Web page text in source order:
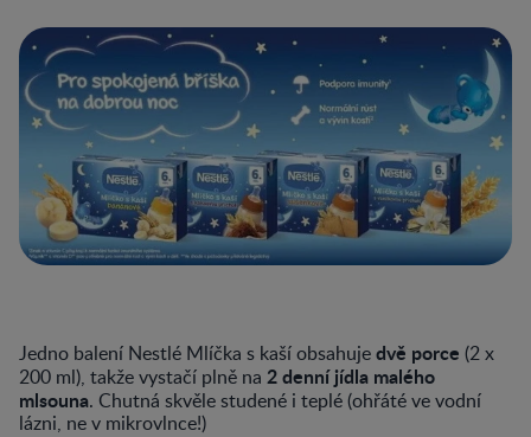
Jedno balení Nestlé Mlíčka s kaší obsahujedvě porce (2 x
200 ml), takže vystačí plně na 2 denní jídla malého
mlsouna. Chutná skvěle studené i teplé (ohřáté ve vodní
lázni, ne v mikrovlnce!)